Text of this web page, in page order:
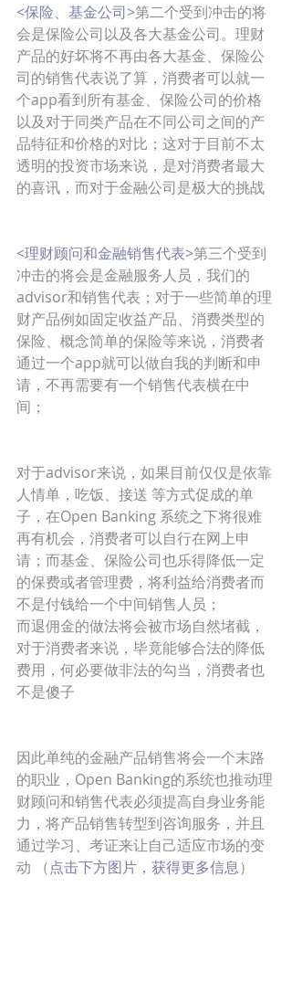
<保险、基金公司>第二个受到冲击的将
会是保险公司以及各大基金公司。理财
产品的好坏将不再由各大基金、保险公
司的销售代表说了算，消费者可以就一
个app看到所有基金、保险公司的价格
以及对于同类产品在不同公司之间的产
品特征和价格的对比；这对于目前不太
透明的投资市场来说，是对消费者最大
的喜讯，而对于金融公司是极大的挑战
<理财顾问和金融销售代表>第三个受到
冲击的将会是金融服务人员，我们的
advisor和销售代表；对于一些简单的理
财产品例如固定收益产品、消费类型的
保险、概念简单的保险等来说，消费者
通过一个app就可以做自我的判断和申
请，不再需要有一个销售代表横在中
间；
对于advisor来说，如果目前仅仅是依靠
人情单，吃饭、接送 等方式促成的单
子，在Open Banking 系统之下将很难
再有机会，消费者可以自行在网上申
请；而基金、保险公司也乐得降低一定
的保费或者管理费，将利益给消费者而
不是付钱给一个中间销售人员；
而退佣金的做法将会被市场自然堵截，
对于消费者来说，毕竟能够合法的降低
费用，何必要做非法的勾当，消费者也
不是傻子
因此单纯的金融产品销售将会一个末路
的职业，Open Banking的系统也推动理
财顾问和销售代表必须提高自身业务能
力，将产品销售转型到咨询服务，并且
通过学习、考证来让自己适应市场的变
动 （点击下方图片，获得更多信息）